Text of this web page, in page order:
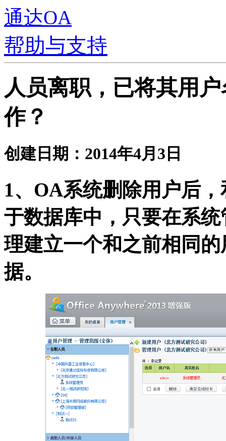
通达OA
帮助与支持
人员离职，已将其用
作？
创建日期：2014年4月3日
1、OA系统删除用户后
于数据库中，只要在系
理建立一个和之前相同
据。